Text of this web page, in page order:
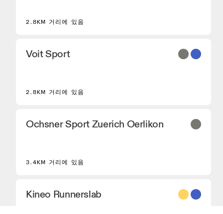
2.8KM 거리에 있음
Voit Sport
2.8KM 거리에 있음
Ochsner Sport Zuerich Oerlikon
3.4KM 거리에 있음
Kineo Runnerslab